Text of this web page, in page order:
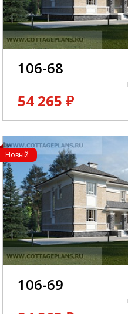
106-68
54 265 ₽
Новый
106-69